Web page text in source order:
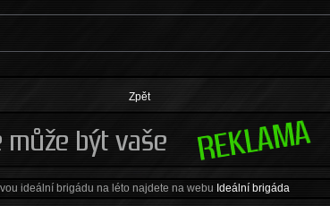
Zpět
ideální brigádu na léto najdete na webu Ideální brigáda